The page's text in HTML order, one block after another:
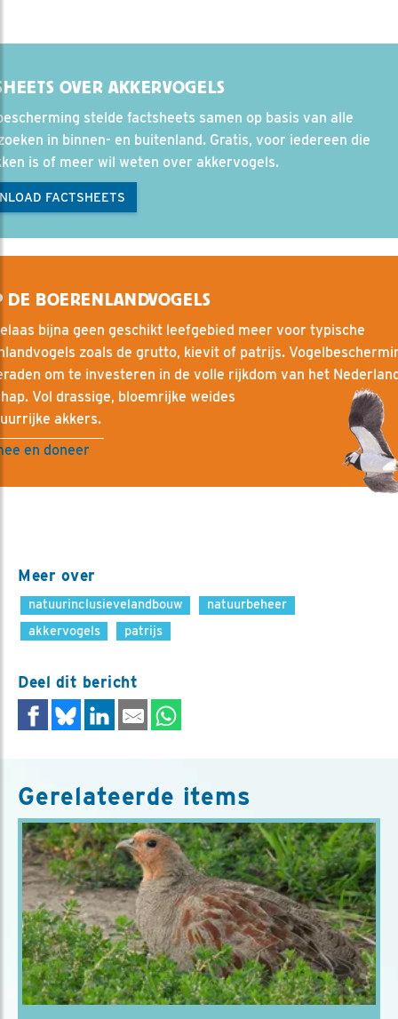
OVER AKKERVOGELS
stelde factsheets samen op basis van alle
in binnen- en buitenland. Gratis, voor iedereen die
is of meer wil weten over akkervogels.
FACTSHEETS
DE BOERENLANDVOGELS
bijna geen geschikt leefgebied meer voor typische
zoals de grutto, kievit of patrijs.
om te investeren in de volle rijkdom van het
Vol drassige, bloemrijke weides
akkers.
en doneer
Meer over
natuurinclusievelandbouw
natuurbeheer
akkervogels
patrijs
Deel dit bericht
Gerelateerde items